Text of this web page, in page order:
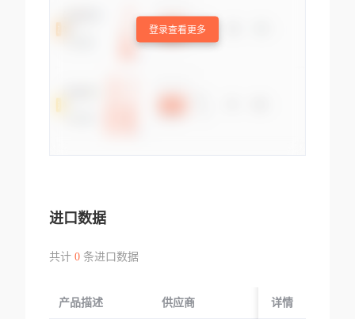
登录查看更多
进口数据
共计 0条进口数据
产品描述 供应商 起运国/地区
详情